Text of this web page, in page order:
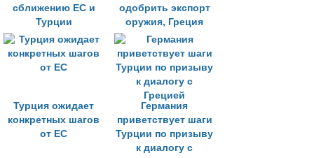
сближению ЕС и
Турции
одобрить экспорт
оружия, Греция
призывает к
эмбарго
Турция ожидает
конкретных шагов
от ЕС
Германия
приветствует шаги
Турции по призыву
к диалогу с